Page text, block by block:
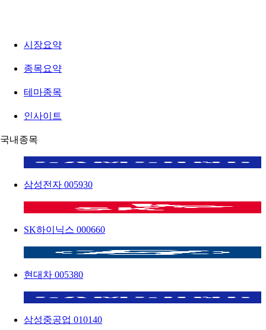
시장요약
종목요약
테마종목
인사이트
국내종목
삼성전자 005930
SK하이닉스 000660
현대차 005380
삼성중공업 010140